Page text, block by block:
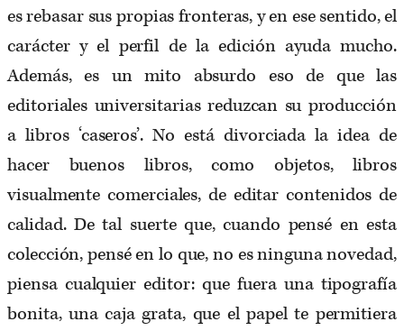
es rebasar sus propias fronteras, y en ese sentido, el
carácter y el perfil de la edición ayuda mucho.
Además, es un mito absurdo eso de que las
editoriales universitarias reduzcan su producción
a libros ‘caseros’. No está divorciada la idea de
hacer buenos libros, como objetos, libros
visualmente comerciales, de editar contenidos de
calidad. De tal suerte que, cuando pensé en esta
colección, pensé en lo que, no es ninguna novedad,
piensa cualquier editor: que fuera una tipografía
bonita, una caja grata, que el papel te permitiera